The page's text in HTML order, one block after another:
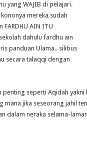
yang WAJIB di pelajari.
mereka sudah
AIN ITU
dahulu fardhu ain
panduan Ulama.. silibus
secara talaqqi dengan
seperti Aqidah yakni
mana jika seseorang jahil
dalam neraka selama-